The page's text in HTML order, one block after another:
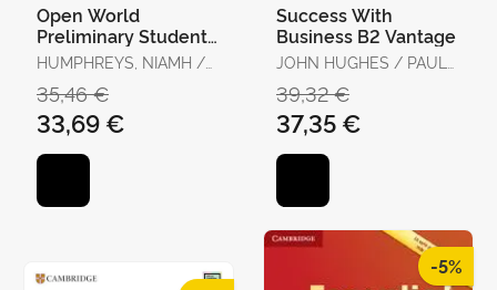
Open World
Preliminary Student's
Book With Answers
With Digital Pack
HUMPHREYS, NIAMH /
DIGNEN, SHEILA
35,46 €
33,69 €
Success With
Business B2 Vantage
JOHN HUGHES / PAUL
PEDRETTI / HELEN
STEPHENSON / ROLF
COOK
39,32 €
37,35 €
-5%